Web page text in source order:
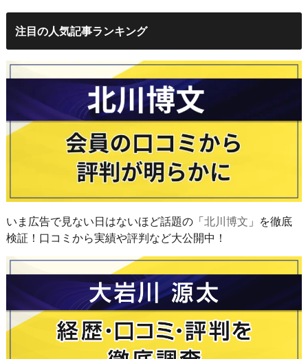
注目の人気記事ランキング
いま広告で見ない日はないほど話題の「北川博文 」を徹底
検証！口コミから実績や評判など大公開中！